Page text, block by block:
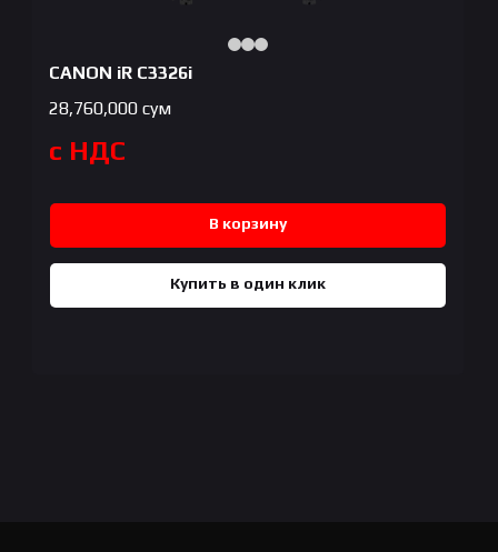
CANON iR C3326i
28,760,000 сум
с НДС
В корзину
Купить в один клик